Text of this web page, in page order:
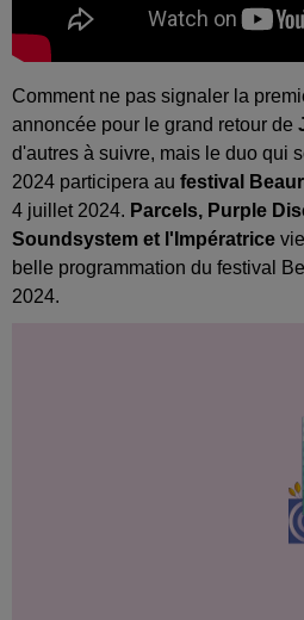
Comment ne pas signaler la
annoncée pour le grand retour de
d'autres à suivre, mais le duo qui
2024 participera au festival
4 juillet 2024. Parcels, Purple
Soundsystem et l'Impératrice
belle programmation du festival
2024.